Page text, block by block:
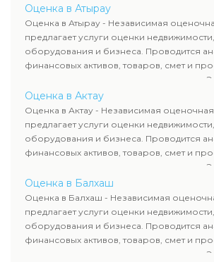
определяют рыночную стоимость
рассчитывают ущерб. Все отчеты
требованиям законодательства и
сделок, кредитования и судебных
Оценка в Атырау
Оценка в Атырау - Независимая
предлагает услуги оценки
оборудования и бизнеса. Проводится
финансовых активов, товаров, смет и
оценка животных и недропользования.
определяют рыночную стоимость
рассчитывают ущерб. Все отчеты
требованиям законодательства и
сделок, кредитования и судебных
Оценка в Актау
Оценка в Актау - Независимая
предлагает услуги оценки
оборудования и бизнеса. Проводится
финансовых активов, товаров, смет и
оценка животных и недропользования.
определяют рыночную стоимость
рассчитывают ущерб. Все отчеты
требованиям законодательства и
сделок, кредитования и судебных
Оценка в Балхаш
Оценка в Балхаш - Независимая
предлагает услуги оценки
оборудования и бизнеса. Проводится
финансовых активов, товаров, смет и
оценка животных и недропользования.